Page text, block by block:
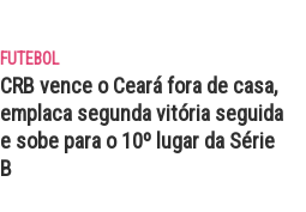
FUTEBOL
CRB vence o Ceará fora de casa,
emplaca segunda vitória seguida
e sobe para o 10º lugar da Série
B